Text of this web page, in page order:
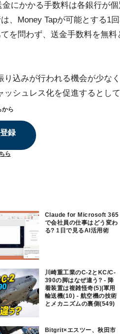
にかかる手数料は各銀行が
、Money Tapが可能とする1
を問わず、送金手数料を無料
込みが行われる機会が少な
シュレス化を促進するとして
から
録
ら
Claude for Microsoft 365
で会社員の仕事はどう変わ
る? 1日で見るAI活用術
川崎重工業のC-2とKC/C-
390の脚はなぜ違う? - 降
着装置は複雑怪奇(5)|軍用
輸送機(10) - 航空機の技術
とメカニズムの裏側(549)
Bitgrit×エスツー、秋田市